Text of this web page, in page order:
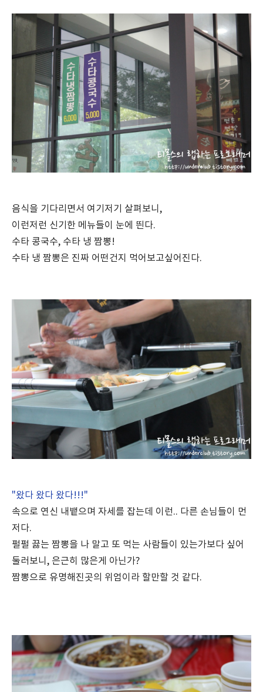
음식을 기다리면서 여기저기 살펴보니,
이런저런 신기한 메뉴들이 눈에 띈다.
수타 콩국수, 수타 냉 짬뽕!
수타 냉 짬뽕은 진짜 어떤건지 먹어보고싶어진다.
"왔다 왔다 왔다!!!"
속으로 연신 내뱉으며 자세를 잡는데 이런.. 다른 손님들이 먼
저다.
펄펄 끓는 짬뽕을 나 말고 또 먹는 사람들이 있는가보다 싶어
둘러보니, 은근히 많은게 아닌가?
짬뽕으로 유명해진곳의 위엄이라 할만할 것 같다.